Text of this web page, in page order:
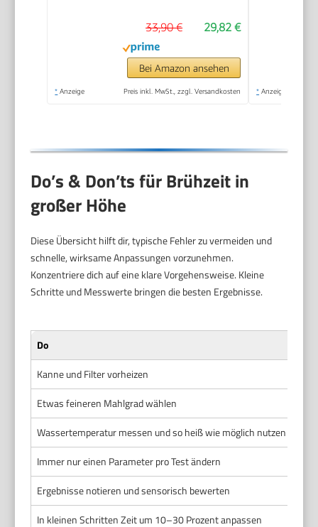
Borosilikatglas,
spülmaschinenfest, 1
Liter, 8 Tassen, Silber
29,82 €
33,90 €
Bei Amazon ansehen
* Anzeige Preis inkl. MwSt., zzgl. Versandkosten * Anzeige
Do’s & Don’ts für Brühzeit in
großer Höhe
Diese Übersicht hilft dir, typische Fehler zu vermeiden und
schnelle, wirksame Anpassungen vorzunehmen.
Konzentriere dich auf eine klare Vorgehensweise. Kleine
Schritte und Messwerte bringen die besten Ergebnisse.
Do
Kanne und Filter vorheizen
Etwas feineren Mahlgrad wählen
Wassertemperatur messen und so heiß wie möglich nutzen
Immer nur einen Parameter pro Test ändern
Ergebnisse notieren und sensorisch bewerten
In kleinen Schritten Zeit um 10–30 Prozent anpassen